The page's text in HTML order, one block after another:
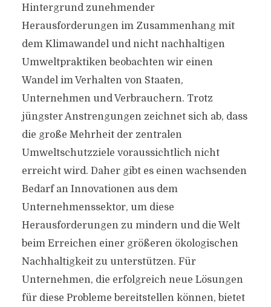
Hintergrund zunehmender
Herausforderungen im Zusammenhang mit
dem Klimawandel und nicht nachhaltigen
Umweltpraktiken beobachten wir einen
Wandel im Verhalten von Staaten,
Unternehmen und Verbrauchern. Trotz
jüngster Anstrengungen zeichnet sich ab, dass
die große Mehrheit der zentralen
Umweltschutzziele voraussichtlich nicht
erreicht wird. Daher gibt es einen wachsenden
Bedarf an Innovationen aus dem
Unternehmenssektor, um diese
Herausforderungen zu mindern und die Welt
beim Erreichen einer größeren ökologischen
Nachhaltigkeit zu unterstützen. Für
Unternehmen, die erfolgreich neue Lösungen
für diese Probleme bereitstellen können, bietet